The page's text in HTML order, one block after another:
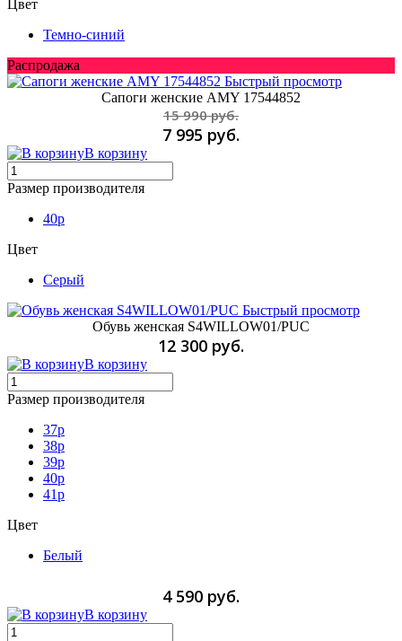
Цвет
Темно-синий
Распродажа
Быстрый просмотр
Сапоги женские AMY 17544852
15 990 руб.
7 995 руб.
В корзину
Размер производителя
40p
Цвет
Серый
Быстрый просмотр
Обувь женская S4WILLOW01/PUC
12 300 руб.
В корзину
Размер производителя
37p
38p
39p
40p
41p
Цвет
Белый
4 590 руб.
В корзину